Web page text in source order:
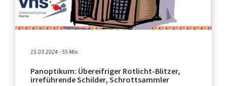
15.03.2024 - 55 Min.
Panoptikum: Übereifriger Rotlicht-Blitzer,
irreführende Schilder, Schrottsammler